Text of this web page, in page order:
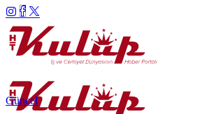
Güncel